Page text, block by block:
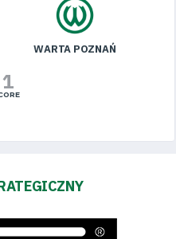
WARTA POZNAŃ
1